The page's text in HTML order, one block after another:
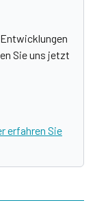
Sie uns jetzt
erfahren Sie